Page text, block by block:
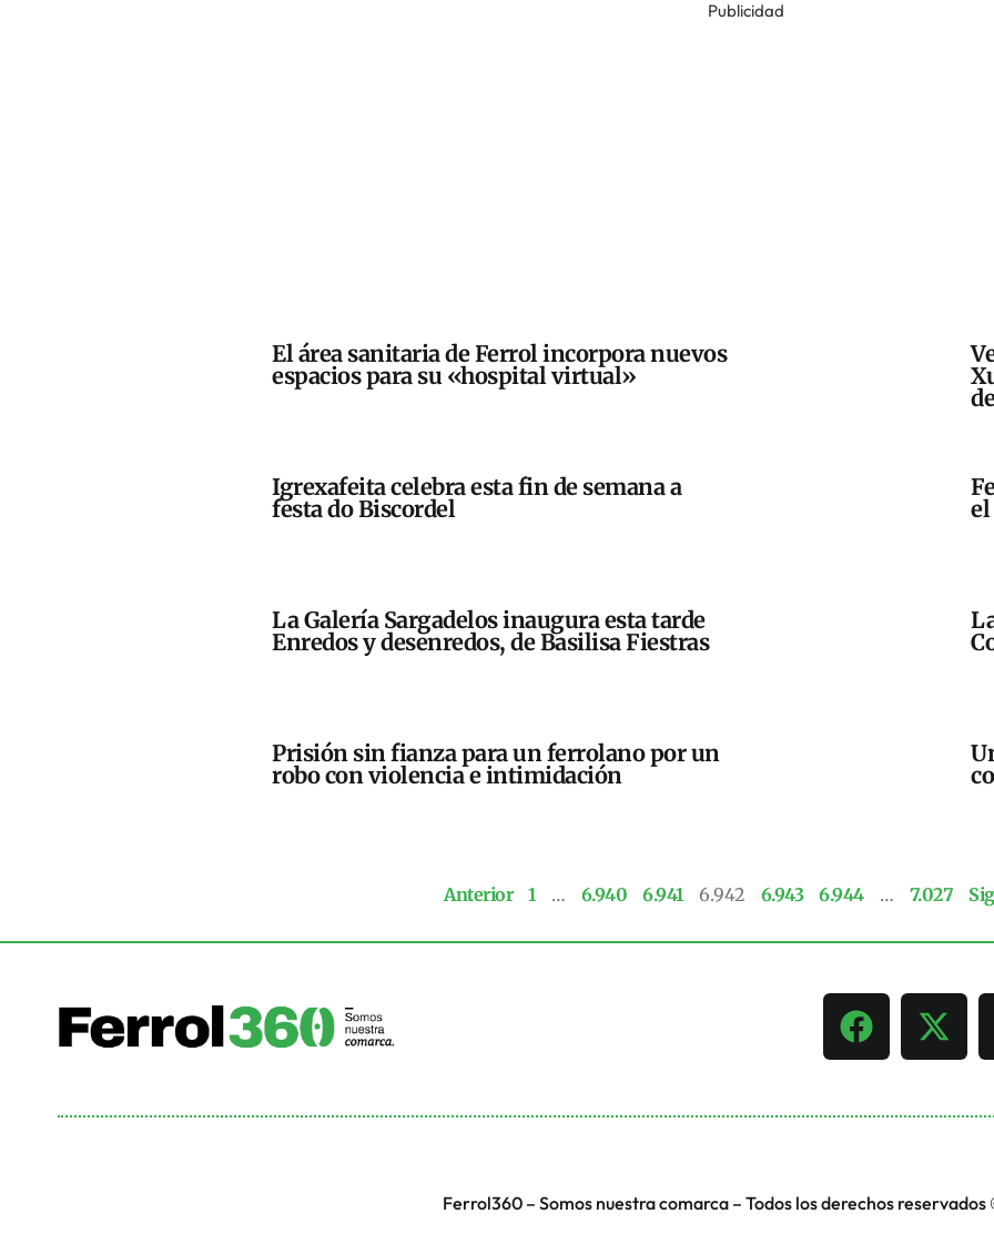
Publicidad
El área sanitaria de Ferrol incorpora nuevos
espacios para su «hospital virtual»
Igrexafeita celebra esta fin de semana a
festa do Biscordel
el
La Galería Sargadelos inaugura esta tarde
Enredos y desenredos, de Basilisa Fiestras
Prisión sin fianza para un ferrolano por un
robo con violencia e intimidación
Anterior 1 … 6.940 6.941 6.942 6.943 6.944 … 7.027
Ferrol360 – Somos nuestra comarca – Todos los derechos